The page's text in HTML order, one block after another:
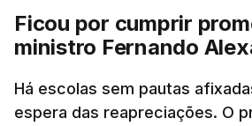
Ficou por cumprir
ministro Fernando
Há escolas sem pautas
espera das reapreciações. O